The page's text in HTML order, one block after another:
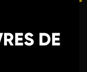
DE